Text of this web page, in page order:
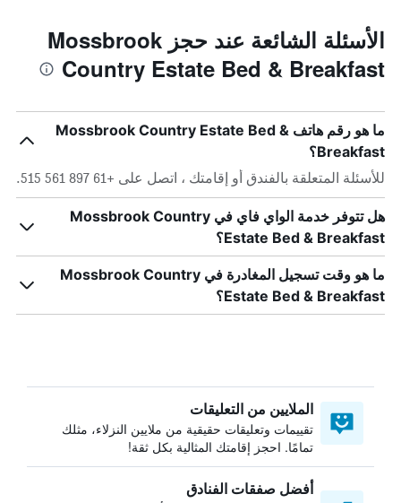
الأسئلة الشائعة عند حجز Mossbrook
Country Estate Bed & Breakfast
ما هو رقم هاتف Mossbrook Country Estate Bed &
Breakfast؟
للأسئلة المتعلقة بالفندق أو إقامتك ، اتصل على +61 897 561 515.
هل تتوفر خدمة الواي فاي في Mossbrook Country
Estate Bed & Breakfast؟
ما هو وقت تسجيل المغادرة في Mossbrook Country
Estate Bed & Breakfast؟
الملايين من التعليقات
تقييمات وتعليقات حقيقية من ملايين النزلاء، مثلك
تمامًا. احجز إقامتك المثالية بكل ثقة!
أفضل صفقات الفنادق